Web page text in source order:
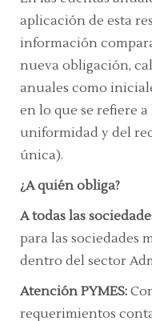
aplicación de esta
información
nueva obligación,
anuales como
en lo que se refiere
uniformidad y del
única).
¿A quién obliga?
Atodas las
para las sociedades
dentro del sector
Atención PYMES:
requerimientos